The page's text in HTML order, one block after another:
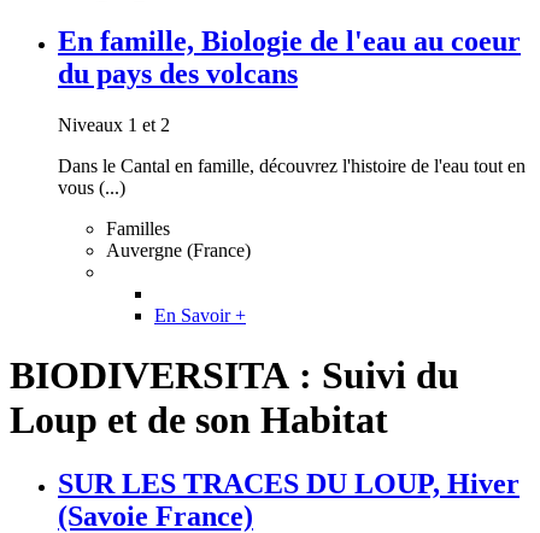
En famille, Biologie de l'eau au coeur
du pays des volcans
Niveaux 1 et 2
Dans le Cantal en famille, découvrez l'histoire de l'eau tout en
vous (...)
Familles
Auvergne (France)
En Savoir +
BIODIVERSITA : Suivi du
Loup et de son Habitat
SUR LES TRACES DU LOUP, Hiver
(Savoie France)